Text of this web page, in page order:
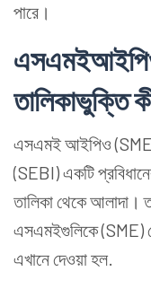
পারে।
তালিকাভুক্তি
এসএমই আইপিও (SME
(SEBI) একটি
তালিকা থেকে আলাদা।
এসএমইগুলিকে (SME)
এখানে দেওয়া হল.